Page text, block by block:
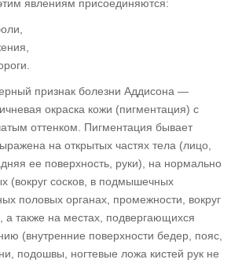
явлениям присоединяются:
признак болезни Аддисона —
окраска кожи (пигментация) с
оттенком. Пигментация бывает
на открытых частях тела (лицо,
ее поверхность, руки), на нормально
(вокруг сосков, в подмышечных
половых органах, промежности, вокруг
а также на местах, подвергающихся
(внутренние поверхности бедер, пояс,
подошвы, ногтевые ложа кистей рук не